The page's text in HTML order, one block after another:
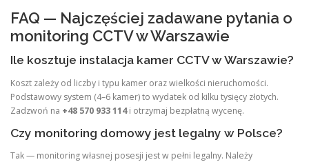
FAQ — Najczęściej zadawane pytania o
monitoring CCTV w Warszawie
Ile kosztuje instalacja kamer CCTV w Warszawie?
Koszt zależy od liczby i typu kamer oraz wielkości nieruchomości.
Podstawowy system (4–6 kamer) to wydatek od kilku tysięcy złotych.
Zadzwoń na +48 570 933 114i otrzymaj bezpłatną wycenę.
Czy monitoring domowy jest legalny w Polsce?
Tak — monitoring własnej posesji jest w pełni legalny. Należy